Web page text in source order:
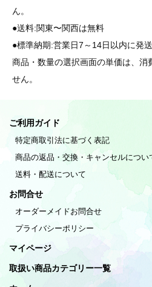
ん。
●送料:関東〜関西は無料
●標準納期:営業日7～14日以内に発送
商品・数量の選択画面の単価は、消
せん。
ご利用ガイド
特定商取引法に基づく表記
商品の返品・交換・キャンセルについ
送料・配送について
お問合せ
オーダーメイドお問合せ
プライバシーポリシー
マイページ
取扱い商品カテゴリー一覧